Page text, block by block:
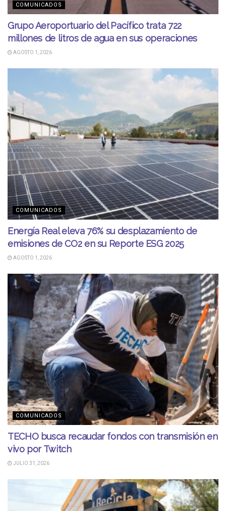
COMUNICADOS
Grupo Aeroportuario del Pacífico trata 722
millones de litros de agua en sus operaciones
AGOSTO 1, 2026
COMUNICADOS
Energía Real eleva 76% su desplazamiento de
emisiones de CO2 en su Reporte ESG 2025
AGOSTO 1, 2026
COMUNICADOS
TECHO busca recaudar fondos con transmisión en
vivo por Twitch
JULIO 31, 2026